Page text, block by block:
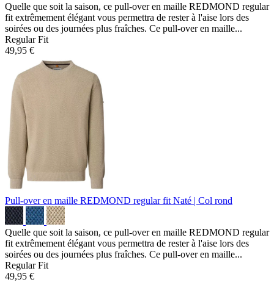
Quelle que soit la saison, ce pull-over en maille REDMOND regular
fit extrêmement élégant vous permettra de rester à l'aise lors des
soirées ou des journées plus fraîches. Ce pull-over en maille...
Regular Fit
49,95 €
Pull-over en maille REDMOND regular fit Naté | Col rond
Quelle que soit la saison, ce pull-over en maille REDMOND regular
fit extrêmement élégant vous permettra de rester à l'aise lors des
soirées ou des journées plus fraîches. Ce pull-over en maille...
Regular Fit
49,95 €